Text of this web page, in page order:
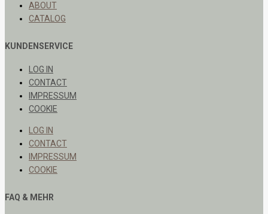
ABOUT
CATALOG
KUNDENSERVICE
LOG IN
CONTACT
IMPRESSUM
COOKIE
LOG IN
CONTACT
IMPRESSUM
COOKIE
FAQ & MEHR